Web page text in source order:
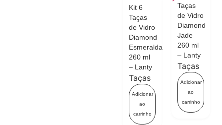
Kit 6
Taças
de Vidro
Diamond
Esmeralda
260 ml
– Lanty
Taças
Adicionar
ao
carrinho
Taças
de Vidro
Diamond
Jade
260 ml
– Lanty
Taças
Adicionar
ao
carrinho